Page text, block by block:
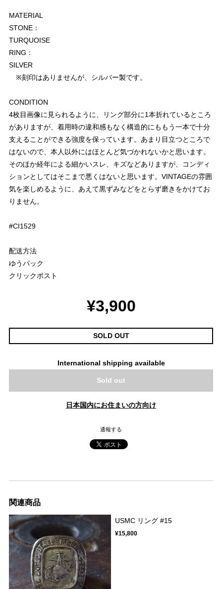
MATERIAL
STONE：
TURQUOISE
RING：
SILVER
※刻印はありませんが、シルバー製です。
CONDITION
4枚目画像に見られるように、リング部分に1本折れているところ
がありますが、着用時の違和感もなく構造的にももう一本で十分
支えることができる強度を保っています。あまり目立つところで
はないので、本人以外にはほとんど気づかれないかと思います。
そのほか経年による細かいスレ、キズなどありますが、コンディ
ションとしてはそこまで悪くはないと思います。VINTAGEの雰囲
気を楽しめるように、あえて黒ずみなどをとらず磨きをかけてお
りません。
#CI1529
配送方法
ゆうパック
クリックポスト
¥3,900
SOLD OUT
International shipping available
Sold out
日本国内にお住まいの方向け
通報する
関連商品
USMC リング #15
¥15,800